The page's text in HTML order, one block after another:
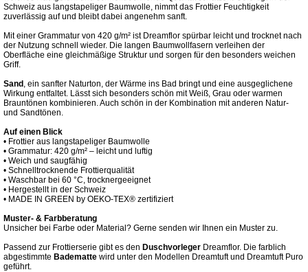
Schweiz aus langstapeliger Baumwolle, nimmt das Frottier Feuchtigkeit
zuverlässig auf und bleibt dabei angenehm sanft.
Mit einer Grammatur von 420 g/m² ist Dreamflor spürbar leicht und trocknet nach
der Nutzung schnell wieder. Die langen Baumwollfasern verleihen der
Oberfläche eine gleichmäßige Struktur und sorgen für den besonders weichen
Griff.
Sand , ein sanfter Naturton, der Wärme ins Bad bringt und eine ausgeglichene
Wirkung entfaltet. Lässt sich besonders schön mit Weiß, Grau oder warmen
Brauntönen kombinieren. Auch schön in der Kombination mit anderen Natur-
und Sandtönen.
Auf einen Blick
• Frottier aus langstapeliger Baumwolle
• Grammatur: 420 g/m² – leicht und luftig
• Weich und saugfähig
• Schnelltrocknende Frottierqualität
• Waschbar bei 60 °C, trocknergeeignet
• Hergestellt in der Schweiz
• MADE IN GREEN by OEKO-TEX® zertifiziert
Muster- & Farbberatung
Unsicher bei Farbe oder Material? Gerne senden wir Ihnen ein Muster zu.
Passend zur Frottierserie gibt es den Duschvorleger Dreamflor. Die farblich
abgestimmte Badematte wird unter den Modellen Dreamtuft und Dreamtuft Puro
geführt.